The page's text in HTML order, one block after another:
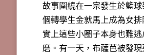
故事圍繞在一宗發生於籃
個轉學生金就馬上成為女
實上這些小圈子本身也難
磨。有一天，布薩芭被發